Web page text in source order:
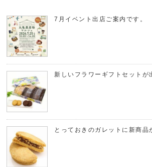
7月イベント出店ご案内です。
新しいフラワーギフトセットが
とっておきのガレットに新商品